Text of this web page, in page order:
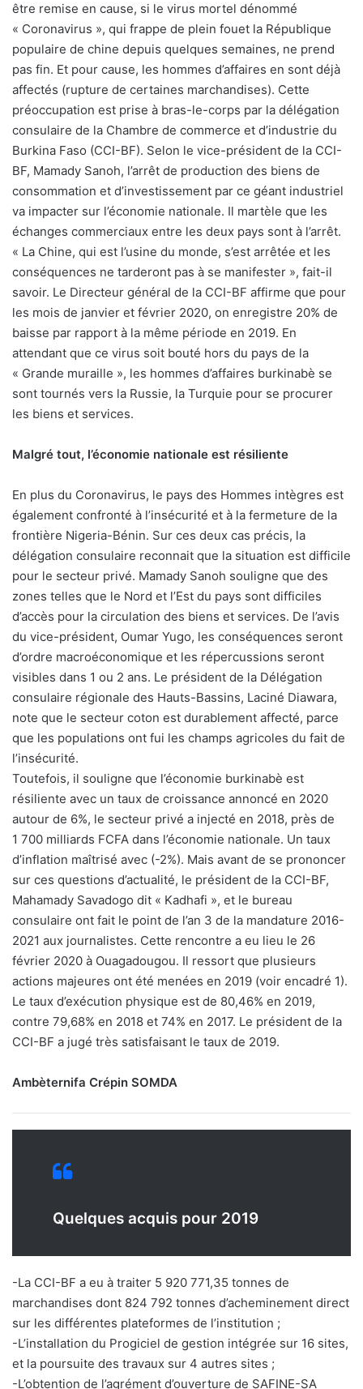
être remise en cause, si le virus mortel dénommé
« Coronavirus », qui frappe de plein fouet la République
populaire de chine depuis quelques semaines, ne prend
pas fin. Et pour cause, les hommes d’affaires en sont déjà
affectés (rupture de certaines marchandises). Cette
préoccupation est prise à bras-le-corps par la délégation
consulaire de la Chambre de commerce et d’industrie du
Burkina Faso (CCI-BF). Selon le vice-président de la CCI-
BF, Mamady Sanoh, l’arrêt de production des biens de
consommation et d’investissement par ce géant industriel
va impacter sur l’économie nationale. Il martèle que les
échanges commerciaux entre les deux pays sont à l’arrêt.
« La Chine, qui est l’usine du monde, s’est arrêtée et les
conséquences ne tarderont pas à se manifester », fait-il
savoir. Le Directeur général de la CCI-BF affirme que pour
les mois de janvier et février 2020, on enregistre 20% de
baisse par rapport à la même période en 2019. En
attendant que ce virus soit bouté hors du pays de la
« Grande muraille », les hommes d’affaires burkinabè se
sont tournés vers la Russie, la Turquie pour se procurer
les biens et services.
Malgré tout, l’économie nationale est résiliente
En plus du Coronavirus, le pays des Hommes intègres est
également confronté à l’insécurité et à la fermeture de la
frontière Nigeria-Bénin. Sur ces deux cas précis, la
délégation consulaire reconnait que la situation est difficile
pour le secteur privé. Mamady Sanoh souligne que des
zones telles que le Nord et l’Est du pays sont difficiles
d’accès pour la circulation des biens et services. De l’avis
du vice-président, Oumar Yugo, les conséquences seront
d’ordre macroéconomique et les répercussions seront
visibles dans 1 ou 2 ans. Le président de la Délégation
consulaire régionale des Hauts-Bassins, Laciné Diawara,
note que le secteur coton est durablement affecté, parce
que les populations ont fui les champs agricoles du fait de
l’insécurité.
Toutefois, il souligne que l’économie burkinabè est
résiliente avec un taux de croissance annoncé en 2020
autour de 6%, le secteur privé a injecté en 2018, près de
1 700 milliards FCFA dans l’économie nationale. Un taux
d’inflation maîtrisé avec (-2%). Mais avant de se prononcer
sur ces questions d’actualité, le président de la CCI-BF,
Mahamady Savadogo dit « Kadhafi », et le bureau
consulaire ont fait le point de l’an 3 de la mandature 2016-
2021 aux journalistes. Cette rencontre a eu lieu le 26
février 2020 à Ouagadougou. Il ressort que plusieurs
actions majeures ont été menées en 2019 (voir encadré 1).
Le taux d’exécution physique est de 80,46% en 2019,
contre 79,68% en 2018 et 74% en 2017. Le président de la
CCI-BF a jugé très satisfaisant le taux de 2019.
Ambèternifa Crépin SOMDA
Quelques acquis pour 2019
-La CCI-BF a eu à traiter 5 920 771,35 tonnes de
marchandises dont 824 792 tonnes d’acheminement direct
sur les différentes plateformes de l’institution ;
-L’installation du Progiciel de gestion intégrée sur 16 sites,
et la poursuite des travaux sur 4 autres sites ;
-L’obtention de l’agrément d’ouverture de SAFINE-SA